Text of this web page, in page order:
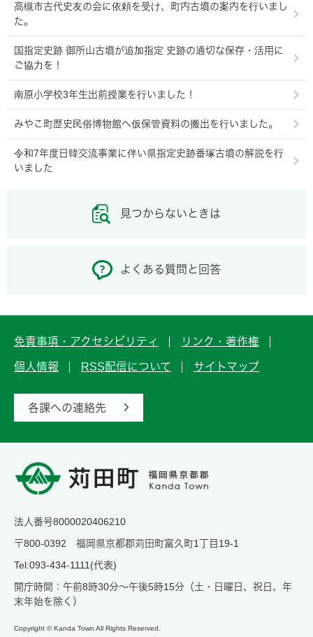
高槻市古代史友の会に依頼を受け、町内古墳の案内を行いまし
た。
国指定史跡 御所山古墳が追加指定 史跡の適切な保存・活用に
ご協力を！
南原小学校3年生出前授業を行いました！
みやこ町歴史民俗博物館へ仮保管資料の搬出を行いました。
令和7年度日韓交流事業に伴い県指定史跡番塚古墳の解説を行
いました
見つからないときは
よくある質問と回答
免責事項・アクセシビリティ リンク・著作権
個人情報 RSS配信について サイトマップ
各課への連絡先
法人番号8000020406210
〒800-0392 福岡県京都郡苅田町富久町1丁目19-1
Tel:093-434-1111(代表)
開庁時間：午前8時30分～午後5時15分（土・日曜日、祝日、年
末年始を除く）
Copyright © Kanda Town All Rights Reserved.